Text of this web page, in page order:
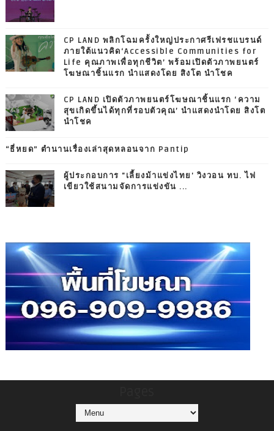
CP LAND พลิกโฉมครั้งใหญ่ประกาศรีเฟรชแบรนด์
ภายใต้แนวคิด‘Accessible Communities for
Life คุณภาพเพื่อทุกชีวิต’ พร้อมเปิดตัวภาพยนตร์
โฆษณาชิ้นแรก นำแสดงโดย สิงโต นำโชค
CP LAND เปิดตัวภาพยนตร์โฆษณาชิ้นแรก ‘ความ
สุขเกิดขึ้นได้ทุกที่รอบตัวคุณ’ นำแสดงนำโดย สิงโต
นำโชค
“ธี่หยด” ตำนานเรื่องเล่าสุดหลอนจาก Pantip
ผู้ประกอบการ "เลี้ยงม้าแข่งไทย' วิงวอน ทบ. ไฟ
เขียวใช้สนามจัดการแข่งขัน ...